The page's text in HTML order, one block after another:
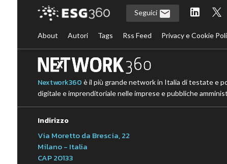
Seguici
About Autori Tags Rss Feed Privacy e Cookie
Nextwork360 è il più grande network in Italia di testate e
digitale e imprenditoriale nelle imprese e pubbliche
Indirizzo
Via Moretto da Brescia, 22
Milano - Italia
CAP 20133